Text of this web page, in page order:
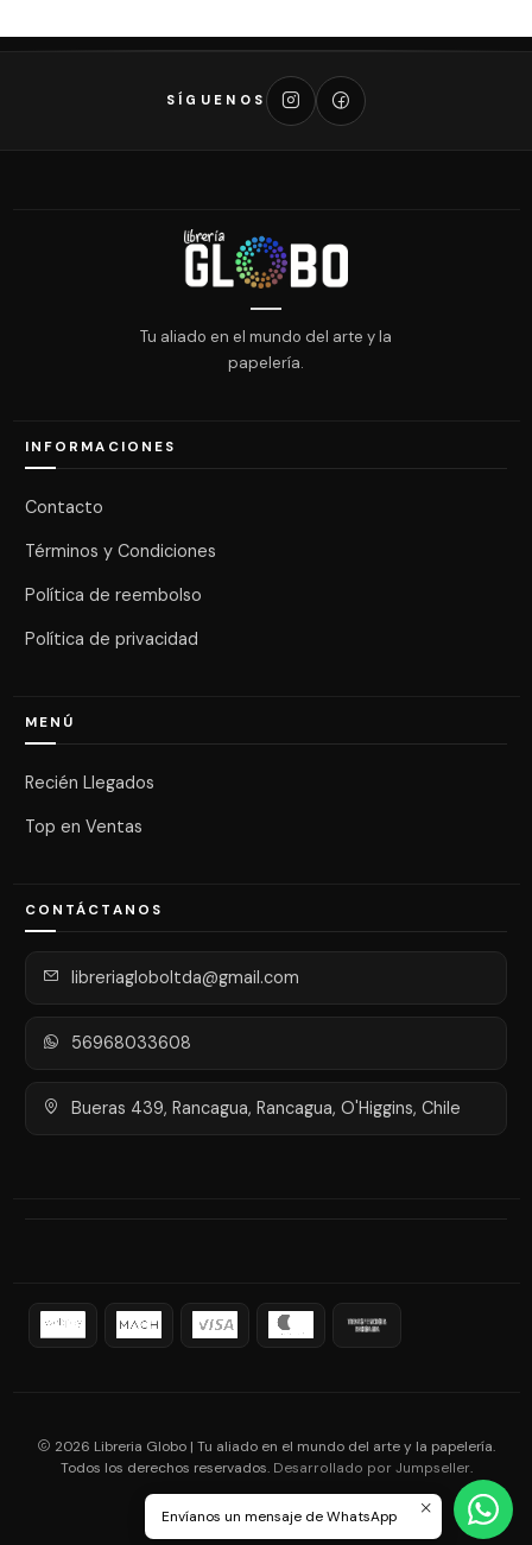
SÍGUENOS
Tu aliado en el mundo del arte y la
papelería.
INFORMACIONES
Contacto
Términos y Condiciones
Política de reembolso
Política de privacidad
MENÚ
Recién Llegados
Top en Ventas
CONTÁCTANOS
libreriagloboltda@gmail.com
56968033608
Bueras 439, Rancagua, Rancagua, O'Higgins, Chile
2026 Libreria Globo | Tu aliado en el mundo del arte y la papelería.
Todos los derechos reservados. Desarrollado por Jumpseller.
Envíanos un mensaje de WhatsApp